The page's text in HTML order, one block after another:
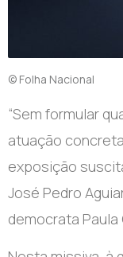
© Folha Nacional
“Sem formular
atuação
exposição
José Pedro
democrata Paula